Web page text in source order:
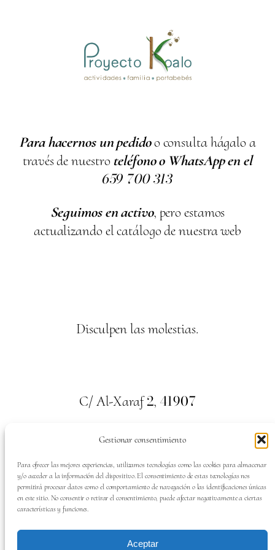
Gestionar consentimiento
Para ofrecer las mejores experiencias, utilizamos tecnologías como las cookies para almacenar
y/o acceder a la información del dispositivo. El consentimiento de estas tecnologías nos
permitirá procesar datos como el comportamiento de navegación o las identificaciones únicas
en este sitio. No consentir o retirar el consentimiento, puede afectar negativamente a ciertas
características y funciones.
Aceptar
Para hacernos un pedidoo consulta hágalo a
través de nuestro teléfono o WhatsApp en el
659 700313
Seguimos en activo, pero estamos
actualizando el catálogo de nuestra web
Disculpen las molestias.
C/ Al-Xaraf2, 41907
Valencina de la Concepción. Sevilla
Tel:659700313
SÍGUENOS EN: